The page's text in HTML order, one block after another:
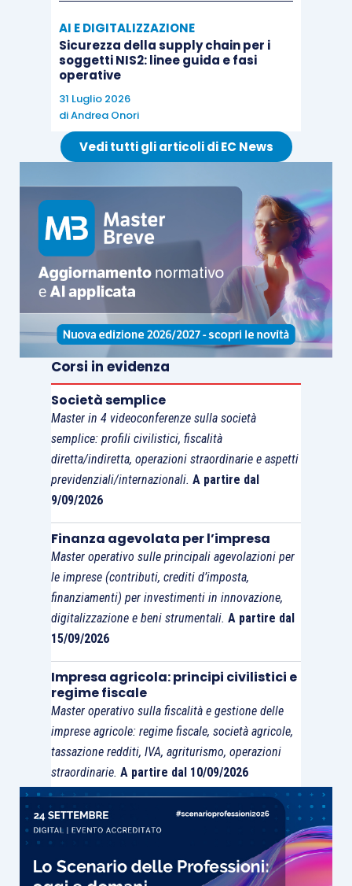
AI E DIGITALIZZAZIONE
Sicurezza della supply chain per i
soggetti NIS2: linee guida e fasi
operative
31 Luglio 2026
diAndrea Onori
Vedi tutti gli articoli di EC News
Corsi in evidenza
Società semplice
Master in 4 videoconferenze sulla società
semplice: profili civilistici, fiscalità
diretta/indiretta, operazioni straordinarie e aspetti
previdenziali/internazionali. A partire dal
9/09/2026
Finanza agevolata per l’impresa
Master operativo sulle principali agevolazioni per
le imprese (contributi, crediti d’imposta,
finanziamenti) per investimenti in innovazione,
digitalizzazione e beni strumentali. A partire dal
15/09/2026
Impresa agricola: principi civilistici e
regime fiscale
Master operativo sulla fiscalità e gestione delle
imprese agricole: regime fiscale, società agricole,
tassazione redditi, IVA, agriturismo, operazioni
straordinarie. A partire dal 10/09/2026